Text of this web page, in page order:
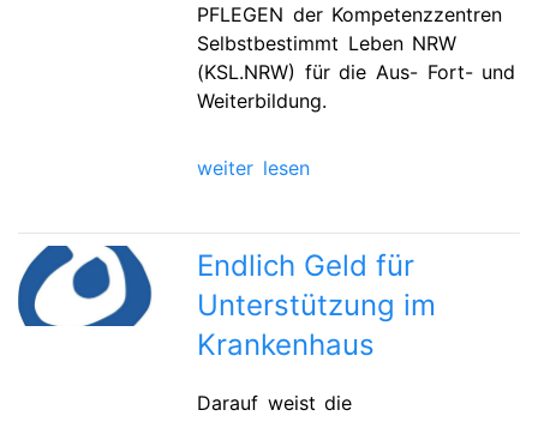
PFLEGEN der Kompetenzzentren
Selbstbestimmt Leben NRW
(KSL.NRW) für die Aus- Fort- und
Weiterbildung.
weiter lesen
Endlich Geld für
Unterstützung im
Krankenhaus
Darauf weist die